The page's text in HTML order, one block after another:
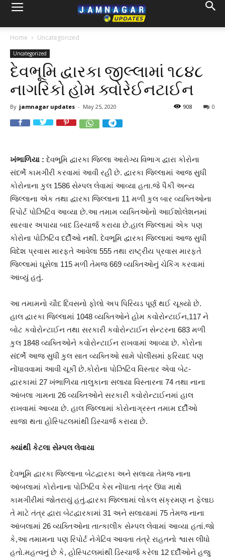
Home Uncategorized
Uncategorized
દેવભૂમિ દ્વારકા જીલ્લામાં ૧૮૪૮
નાગરિકો હોમ ક્વોરેઈનટાઈન
By jamnagar updates - May 25, 2020 0
908
ખંભાળિયા : દેવભૂમિ દ્વારકા જિલ્લા આરોગ્ય વિભાગ દ્વારા કોરોના
સંદર્ભે કામગીરી કરવામાં આવી રહી છે. દ્વારકા જિલ્લામાં આજ સુધી
કોરોનાના કુલ 1586 સેમ્પલ લેવામાં આવ્યા હતા.જે પૈકી અન્ય
જિલ્લાના એક તથા દ્વારકા જિલ્લાના 11 મળી કુલ બાર વ્યક્તિઓના
રિપોર્ટ પોઝિટિવ આવ્યા છે.આ તમામ વ્યક્તિઓનો આઈશોલેશનમાં
સારવાર અપાયા બાદ ડિસ્ચાર્જ કરાયા છે.હાલ જિલ્લામાં એક પણ
કોરોના પોઝિટિવ દર્દીઓ નથી. દેવભૂમિ દ્વારકા જિલ્લામાં આજ સુધી
વિદેશ પ્રવાસ મારફતે આવેલા 555 તથા રાષ્ટ્રીય પ્રવાસ મારફતે
જિલ્લામાં ઘૂસેલા 115 મળી તેમજ 669 વ્યક્તિઓનું ચેકિંગ કરવામાં
આવ્યું હતું.
આ તમામનો ચૌદ દિવસનો ફોલો અપ પિરિયડ પૂર્ણ થઈ ચૂક્યો છે.
હાલ દ્વારકા જિલ્લામાં 1048 વ્યક્તિઓને હોમ કવોરોન્ટાઈન,117 ને
બોટ કવોરોન્ટાઈન તથા સરકારી કવોરોન્ટાઈન સેન્ટરના 683 મળી
કુલ 1848 વ્યક્તિઓને કવોરોન્ટાઈન રાખવામાં આવ્યા છે. કોરોના
સંદર્ભે આજ સુધી કુલ સાત વ્યક્તિઓ સામે પોલીસમાં ફરિયાદ પણ
નોંધાવવામાં આવી ચૂકી છે.કોરોના પોઝિટિવ વિસ્તાર એવા બેટ-
દ્વારકામાં 27 ખંભાળિયા તાલુકાના સલાયા વિસ્તારના 74 તથા નાના
આંબલા ગામના 26 વ્યક્તિઓને સરકારી કવોરોન્ટાઈનમાં હાલ
રાખવામાં આવ્યા છે. હાલ જિલ્લામાં કોરોનાગ્રસ્ત તમામ દર્દીઓ
સાજા થતા હોસ્પિટલમાંથી ડિસ્ચાર્જ કરાયા છે.
ક્યાંથી કેટલા સેમ્પલ લેવાયા
દેવભૂમિ દ્વારકા જિલ્લાના બેટદ્વારકા અને સલાયા તેમજ નાના
આંબલામાં કોરોનાના પોઝિટિવ કેસ નોંધાતા તંત્ર ઉંધા માથે
કામગીરીમાં જોતરાયું હતું.દ્વારકા જિલ્લામાં લોકલ સંક્રમણ ન ફેલાઇ
તે માટે તંત્ર દ્વારા બેટદ્વારકામાં 31 અને સલાયામાં 75 તેમજ નાના
આંબલામાં 26 વ્યક્તિઓના તાત્કાલીક સેમ્પલ લેવામાં આવ્યા હતાં.જો
કે,આ તમામના પણ રિપોર્ટ નેગેટિવ આવતા તંત્રે રાહતનો શ્વાસ લીધો
હતો.મહત્વનું છે કે, હોસ્પિટલમાંથી ડિસ્ચાર્જ કરેલા 12 દર્દીઓને હજુ